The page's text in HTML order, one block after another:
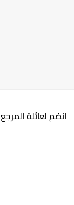
انضم لعائلة المرجع